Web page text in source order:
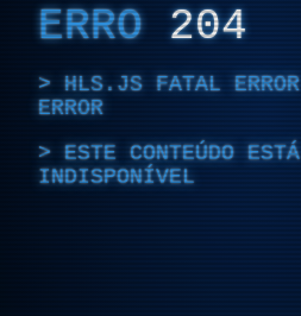
ERRO 204
HLS.JS FATAL
ERROR
ESTE CONTEÚDO
INDISPONÍVEL